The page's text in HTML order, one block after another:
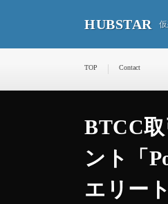
HUBSTAR
TOP Contact
BTCC
ント「
エリー